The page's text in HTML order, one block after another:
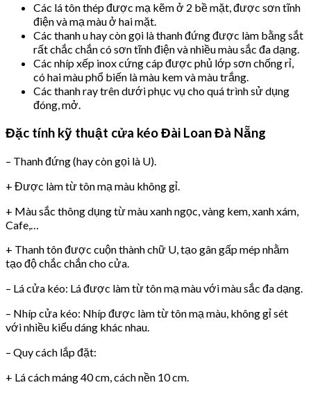
Các lá tôn thép được mạ kẽm ở 2 bề mặt, được sơn tĩnh
điện và mạ màu ở hai mặt.
Các thanh u hay còn gọi là thanh đứng được làm bằng sắt
rất chắc chắn có sơn tĩnh điện và nhiều màu sắc đa dạng.
Các nhíp xếp inox cứng cáp được phủ lớp sơn chống rỉ,
có hai màu phổ biến là màu kem và màu trắng.
Các thanh ray trên dưới phục vụ cho quá trình sử dụng
đóng, mở.
Đặc tính kỹ thuật cửa kéo Đài Loan Đà Nẵng
– Thanh đứng (hay còn gọi là U).
+ Được làm từ tôn mạ màu không gỉ.
+ Màu sắc thông dụng từ màu xanh ngọc, vàng kem, xanh xám,
Cafe,…
+ Thanh tôn được cuộn thành chữ U, tạo gân gấp mép nhằm
tạo độ chắc chắn cho cửa.
– Lá cửa kéo: Lá được làm từ tôn mạ màu với màu sắc đa dạng.
– Nhíp cửa kéo: Nhíp được làm từ tôn mạ màu, không gỉ sét
với nhiều kiểu dáng khác nhau.
– Quy cách lắp đặt:
+ Lá cách máng 40 cm, cách nền 10 cm.